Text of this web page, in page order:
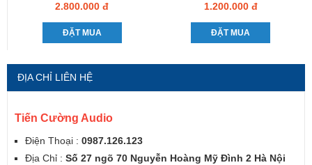
2.800.000 đ
ĐẶT MUA
1.200.000 đ
ĐẶT MUA
ĐỊA CHỈ LIÊN HỆ
Tiến Cường Audio
Điện Thoại : 0987.126.123
Địa Chỉ : Số 27 ngõ 70 Nguyễn Hoàng Mỹ Đình 2 Hà Nội